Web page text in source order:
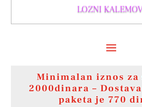
LOZNI
Minimalan iznos za
2000dinara –
paketa je 770